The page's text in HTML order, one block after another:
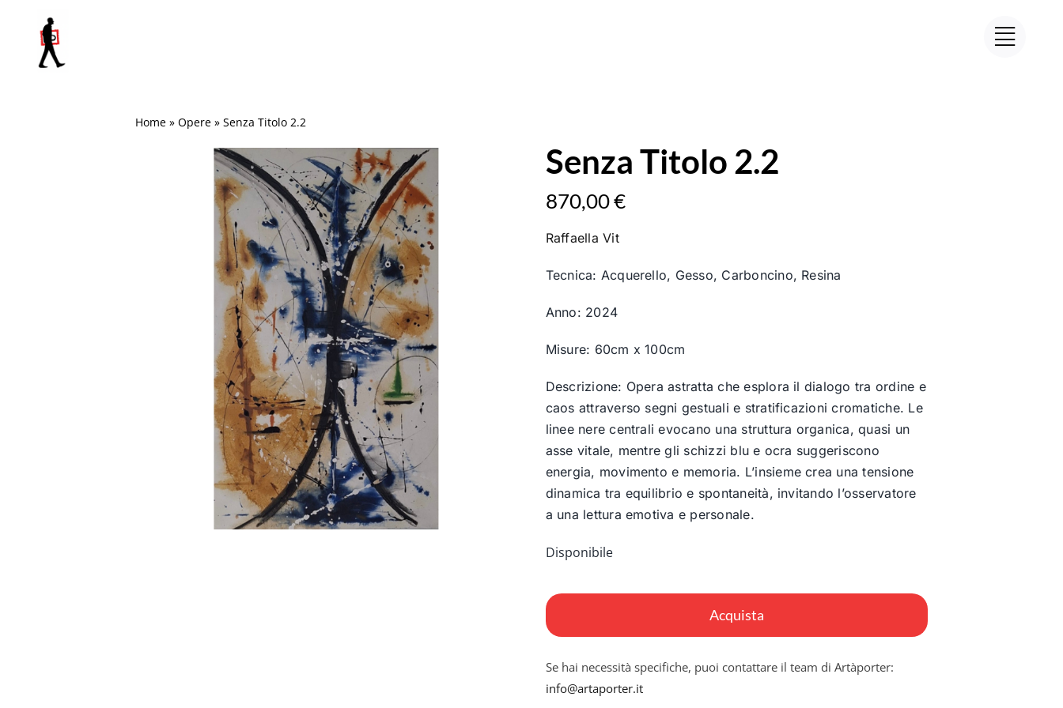
contenuto
Home »Opere »Senza Titolo 2.2
Senza Titolo 2.2
870,00€
Raffaella Vit
Tecnica: Acquerello, Gesso, Carboncino, Resina
Anno: 2024
Misure: 60cm x 100cm
Descrizione: Opera astratta che esplora il dialogo tra ordine e
caos attraverso segni gestuali e stratificazioni cromatiche. Le
linee nere centrali evocano una struttura organica, quasi un
asse vitale, mentre gli schizzi blu e ocra suggeriscono
energia, movimento e memoria. L’insieme crea una tensione
dinamica tra equilibrio e spontaneità, invitando l’osservatore
a una lettura emotiva e personale.
Disponibile
Acquista
Se hai necessità specifiche, puoi contattare il team di Artàporter:
info@artaporter.it